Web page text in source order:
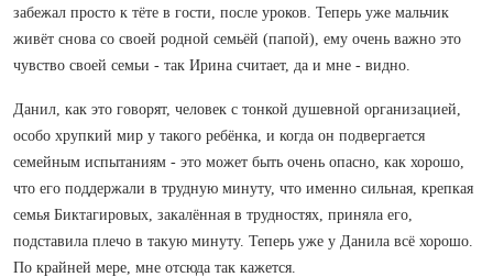
забежал просто к тёте в гости, после уроков. Теперь уже мальчик
живёт снова со своей родной семьёй (папой), ему очень важно это
чувство своей семьи - так Ирина считает, да и мне - видно.
Данил, как это говорят, человек с тонкой душевной организацией,
особо хрупкий мир у такого ребёнка, и когда он подвергается
семейным испытаниям - это может быть очень опасно, как хорошо,
что его поддержали в трудную минуту, что именно сильная, крепкая
семья Биктагировых, закалённая в трудностях, приняла его,
подставила плечо в такую минуту. Теперь уже у Данила всё хорошо.
По крайней мере, мне отсюда так кажется.